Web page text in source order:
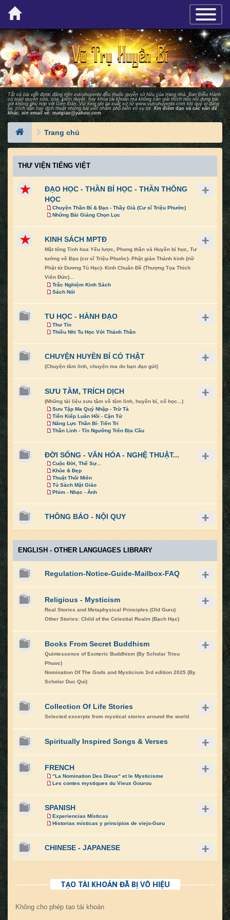
×
Tất cả bài viết được đăng trên vutruhuyenbi đều thuộc quyền sở hữu của trang nhà. Ban Ðiều Hành
có toàn quyền sửa, xóa, kiểm duyệt, hay khóa tài khoản mà không cần giải thích nếu nội dung bài
gởi không phù hợp với Diễn Ðàn. Vui lòng ghi lại xuất xứ từwww.vutruhuyenbi.comkhi quý vị đăng
lại, trích dẫn hay dịch thuật những bài viết nhằm phổ biến vô vụ lợi. Xin điểm đạo và các vấn đề
khác, xin email về: matgiao@yahoo.com
Trang chủ
THƯ VIỆN TIẾNG VIỆT
ĐẠO HỌC - THẦN BÍ HỌC - THẦN THÔNG
HỌC
Chuyện Thần Bí & Đạo - Thầy Già (Cư sĩ Triệu Phước)
Những Bài Giảng Chọn Lọc
KINH SÁCH MPTĐ
Mật tông Tinh hoa Yếu lược, Phong thần và Huyền bí học, Tư
tưởng về Đạo (cư sĩ Triệu Phước)- Phật giáo Thánh kinh (nữ
Phật tử Dương Tú Hạc)- Kinh Chuẩn Đề (Thượng Tọa Thích
Viên Đức)...
Trắc Nghiệm Kinh Sách
Sách Nói
TU HỌC - HÀNH ĐẠO
Thư Tín
Thiếu Nhi Tu Học Với Thánh Thần
CHUYỆN HUYỀN BÍ CÓ THẬT
(Chuyện tâm linh, chuyện ma do bạn đạo gửi)
SƯU TẦM, TRÍCH DỊCH
(Những tài liệu sưu tầm về tâm linh, huyền bí, cổ học...)
Sưu Tập Ma Quỷ Nhập - Trừ Tà
Tiền Kiếp Luân Hồi - Cận Tử
Năng Lực Thần Bí- Tiên Tri
Thần Linh - Tín Ngưỡng Trên Địa Cầu
ĐỜI SỐNG - VĂN HÓA - NGHỆ THUẬT...
Cuộc Đời, Thế Sự...
Khỏe & Đẹp
Thuật Thôi Miên
Tủ Sách Mật Giáo
Phim - Nhạc - Ảnh
THÔNG BÁO - NỘI QUY
ENGLISH - OTHER LANGUAGES LIBRARY
Regulation-Notice-Guide-Mailbox-FAQ
Religious - Mysticism
Real Stories and Metaphysical Principles (Old Guru)
Other Stories: Child of the Celestial Realm (Bạch Hạc)
Books From Secret Buddhism
Quintessence of Esoteric Buddhism (By Scholar Trieu
Phuoc)
Nomination Of The Gods and Mysticism 3rd edition 2025 (By
Scholar Duc Qui)
Collection Of Life Stories
Selected excerpts from mystical stories around the world.
Spiritually Inspired Songs & Verses
FRENCH
“La Nomination Des Dieux“ et le Mysticisme
Les contes mystiques du Vieux Gourou
SPANISH
Experiencias Místicas
Historias místicas y principios de viejo-Guru
CHINESE - JAPANESE
TẠO TÀI KHOẢN ĐÃ BỊ VÔ HIỆU
Không cho phép tạo tài khoản